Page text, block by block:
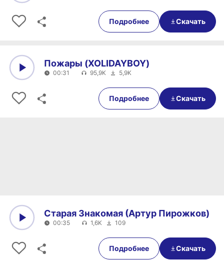
00:38
Подробнее Скачать
00:31
Пожары (XOLIDAYBOY)
00:31 95,9K 5,9K
Подробнее Скачать
00:35
Старая Знакомая (Артур Пирожков)
00:35 1,6K 109
Подробнее Скачать